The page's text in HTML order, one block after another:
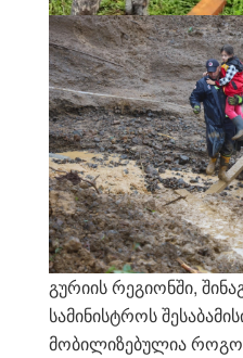
გურიის რეგიონში,
სამინისტროს
მობილიზებულია